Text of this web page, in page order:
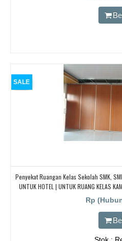
SALE
Penyekat Ruangan Kelas Sekolah SMK,
UNTUK HOTEL | UNTUK RUANG KELAS
JAKARTA, BEKASI,
Rp